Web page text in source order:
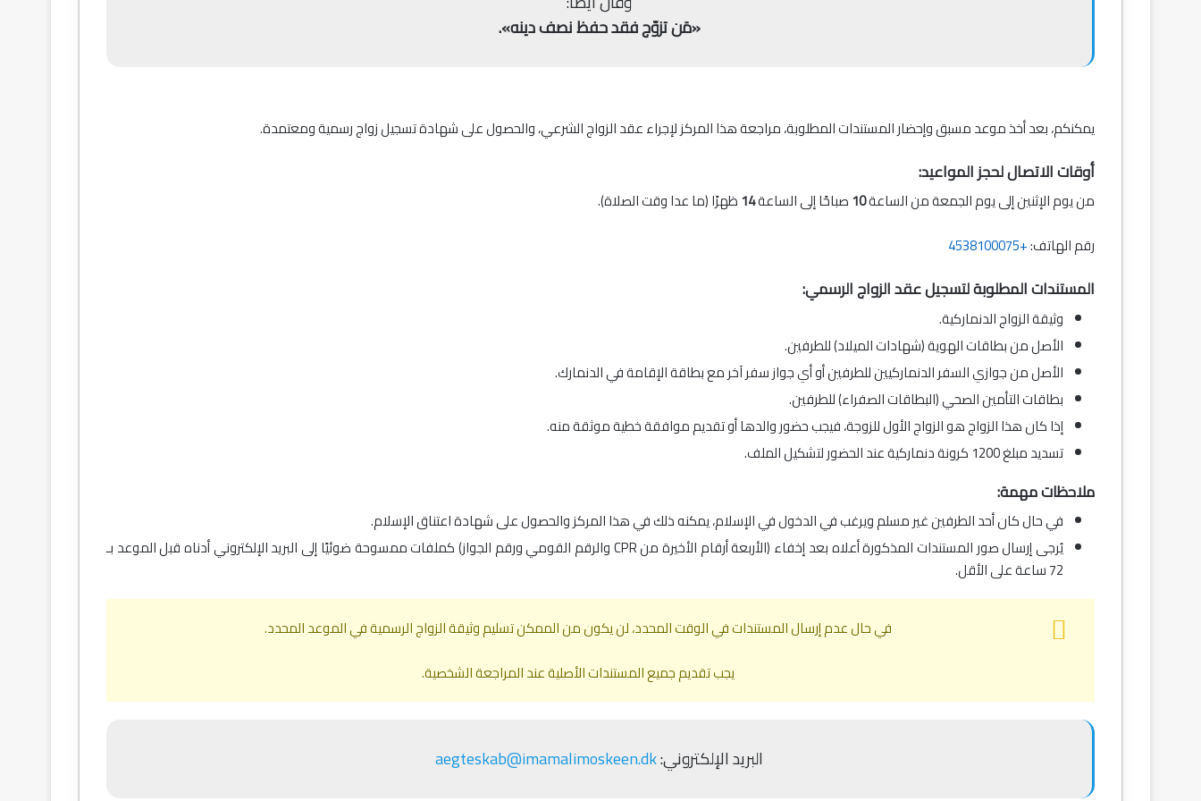
«مَن تزوّج فقد حفظ نصف دينه».
يمكنكم، بعد أخذ موعد مسبق وإحضار المستندات المطلوبة، مراجعة هذا المركز لإجراء عقد الزواج الشرعي، والحصول على شهادة تسجيل زواج رسمية ومعتمدة.
أوقات الاتصال لحجز المواعيد:
من يوم الإثنين إلى يوم الجمعة من الساعة10صباحًا إلى الساعة14ظهرًا (ما عدا وقت الصلاة).
رقم الهاتف:+4538100075
المستندات المطلوبة لتسجيل عقد الزواج الرسمي:
وثيقة الزواج الدنماركية.
الأصل من بطاقات الهوية (شهادات الميلاد) للطرفين.
الأصل من جوازي السفر الدنماركيين للطرفين أو أي جواز سفر آخر مع بطاقة الإقامة في الدنمارك.
بطاقات التأمين الصحي (البطاقات الصفراء) للطرفين.
إذا كان هذا الزواج هو الزواج الأول للزوجة، فيجب حضور والدها أو تقديم موافقة خطية موثقة منه.
تسديد مبلغ 1200 كرونة دنماركية عند الحضور لتشكيل الملف.
ملاحظات مهمة:
في حال كان أحد الطرفين غير مسلم ويرغب في الدخول في الإسلام، يمكنه ذلك في هذا المركز والحصول على شهادة اعتناق الإسلام.
يُرجى إرسال صور المستندات المذكورة أعلاه بعد إخفاء (الأربعة أرقام الأخيرة من CPR والرقم القومي ورقم الجواز) كملفات ممسوحة ضوئيًا إلى البريد الإلكتروني أدناه قبل الموعد بـ
72 ساعة على الأقل.
في حال عدم إرسال المستندات في الوقت المحدد، لن يكون من الممكن تسليم وثيقة الزواج الرسمية في الموعد المحدد.
يجب تقديم جميع المستندات الأصلية عند المراجعة الشخصية.
البريد الإلكتروني:aegteskab@imamalimoskeen.dk